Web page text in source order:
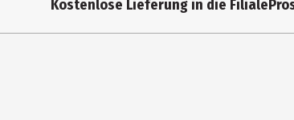
Kostenlose Lieferung in die Filiale